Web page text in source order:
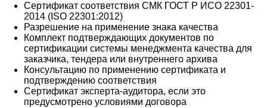
Сертификат соответствия СМК ГОСТ Р ИСО 22301-
2014 (ISO 22301:2012)
Разрешение на применение знака качества
Комплект подтверждающих документов по
сертификации системы менеджмента качества для
заказчика, тендера или внутреннего архива
Консультацию по применению сертификата и
подтверждению соответствия
Сертификат эксперта-аудитора, если это
предусмотрено условиями договора